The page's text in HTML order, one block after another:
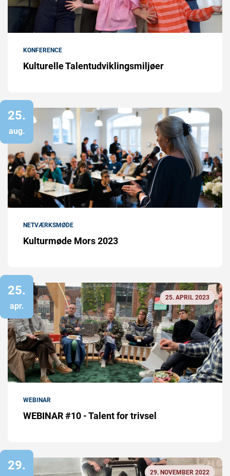
KONFERENCE
Kulturelle Talentudviklingsmiljøer
25.
aug.
NETVÆRKSMØDE
Kulturmøde Mors 2023
25.
apr.
25. APRIL 2023
WEBINAR
WEBINAR #10 - Talent for trivsel
29. 29. NOVEMBER 2022